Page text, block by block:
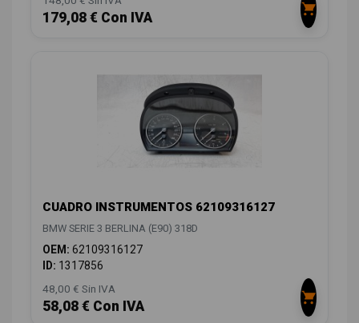
179,08 € Con IVA
CUADRO INSTRUMENTOS 62109316127
BMW SERIE 3 BERLINA (E90) 318D
OEM: 62109316127
ID: 1317856
48,00 € Sin IVA
58,08 € Con IVA